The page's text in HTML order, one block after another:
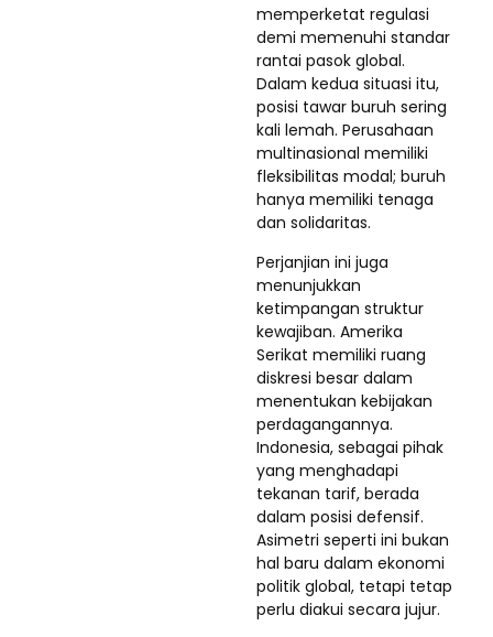
memperketat regulasi
demi memenuhi standar
rantai pasok global.
Dalam kedua situasi itu,
posisi tawar buruh sering
kali lemah. Perusahaan
multinasional memiliki
fleksibilitas modal; buruh
hanya memiliki tenaga
dan solidaritas.
Perjanjian ini juga
menunjukkan
ketimpangan struktur
kewajiban. Amerika
Serikat memiliki ruang
diskresi besar dalam
menentukan kebijakan
perdagangannya.
Indonesia, sebagai pihak
yang menghadapi
tekanan tarif, berada
dalam posisi defensif.
Asimetri seperti ini bukan
hal baru dalam ekonomi
politik global, tetapi tetap
perlu diakui secara jujur.